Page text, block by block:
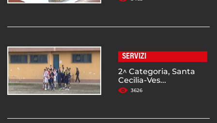
SERVIZI
2^ Categoria, Santa
Cecilia-Ves...
3626